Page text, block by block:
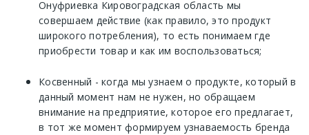
Онуфриевка Кировоградская область мы
совершаем действие (как правило, это продукт
широкого потребления), то есть понимаем где
приобрести товар и как им воспользоваться;
Косвенный - когда мы узнаем о продукте, который в
данный момент нам не нужен, но обращаем
внимание на предприятие, которое его предлагает,
в тот же момент формируем узнаваемость бренда